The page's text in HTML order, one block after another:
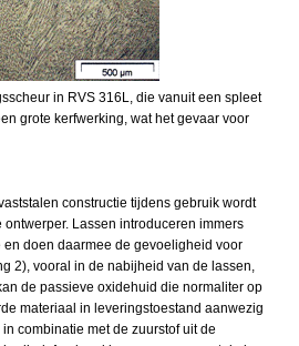
in RVS 316L, die vanuit een spleet
grote kerfwerking, wat het gevaar voor
constructie tijdens gebruik wordt
Lassen introduceren immers
doen daarmee de gevoeligheid voor
2), vooral in de nabijheid van de lassen,
de passieve oxidehuid die normaliter op
materiaal in leveringstoestand aanwezig
combinatie met de zuurstof uit de